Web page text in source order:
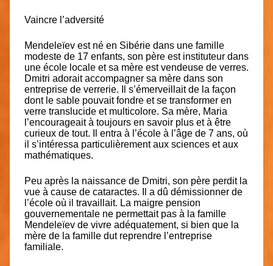
Vaincre l’adversité
Mendeleïev est né en Sibérie dans une famille
modeste de 17 enfants, son père est instituteur dans
une école locale et sa mère est vendeuse de verres.
Dmitri adorait accompagner sa mère dans son
entreprise de verrerie. Il s’émerveillait de la façon
dont le sable pouvait fondre et se transformer en
verre translucide et multicolore. Sa mère, Maria
l’encourageait à toujours en savoir plus et à être
curieux de tout. Il entra à l’école à l’âge de 7 ans, où
il s’intéressa particulièrement aux sciences et aux
mathématiques.
Peu après la naissance de Dmitri, son père perdit la
vue à cause de cataractes. Il a dû démissionner de
l’école où il travaillait. La maigre pension
gouvernementale ne permettait pas à la famille
Mendeleïev de vivre adéquatement, si bien que la
mère de la famille dut reprendre l’entreprise
familiale.